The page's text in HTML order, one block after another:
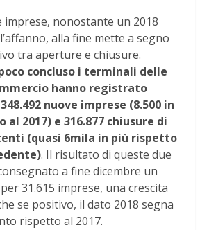
imprese, nonostante un 2018
alla fine mette a segno
tra aperture e chiusure.
concluso i terminali delle
hanno registrato
nuove imprese (8.500 in
2017) e 316.877 chiusure di
(quasi 6mila in più rispetto
. Il risultato di queste due
a fine dicembre un
31.615 imprese, una crescita
se positivo, il dato 2018 segna
rispetto al 2017.